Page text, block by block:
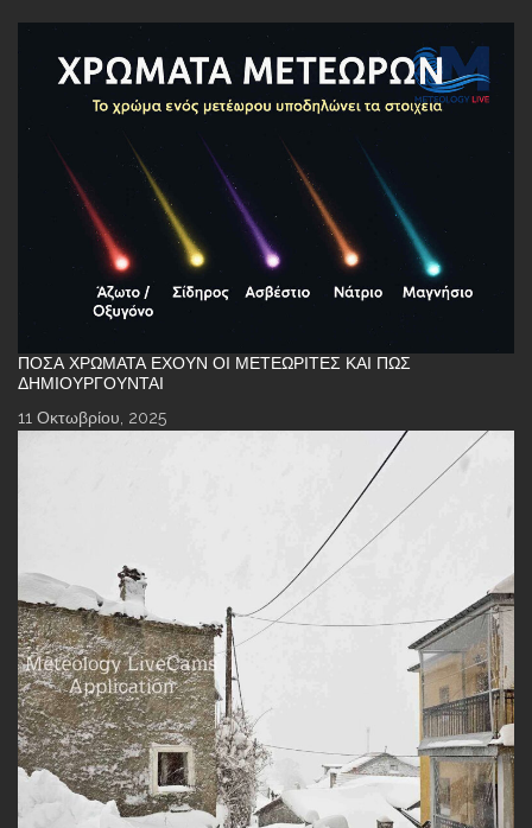
ΠΌΣΑ ΧΡΏΜΑΤΑ ΈΧΟΥΝ ΟΙ ΜΕΤΕΩΡΊΤΕΣ ΚΑΙ ΠΏΣ
ΔΗΜΙΟΥΡΓΟΎΝΤΑΙ
11 Οκτωβρίου, 2025